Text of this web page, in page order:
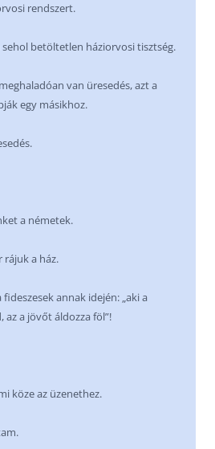
rendszert.
sehol betöltetlen háziorvosi tisztség.
van üresedés, azt a
egy másikhoz.
a németek.
rájuk a ház.
annak idején: „aki a
az a jövőt áldozza föl”!
köze az üzenethez.